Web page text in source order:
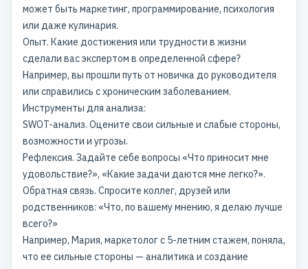
может быть маркетинг, программирование, психология
или даже кулинария.
Опыт. Какие достижения или трудности в жизни
сделали вас экспертом в определенной сфере?
Например, вы прошли путь от новичка до руководителя
или справились с хроническим заболеванием.
Инструменты для анализа:
SWOT-анализ. Оцените свои сильные и слабые стороны,
возможности и угрозы.
Рефлексия. Задайте себе вопросы «Что приносит мне
удовольствие?», «Какие задачи даются мне легко?».
Обратная связь. Спросите коллег, друзей или
родственников: «Что, по вашему мнению, я делаю лучше
всего?»
Например, Мария, маркетолог с 5-летним стажем, поняла,
что ее сильные стороны — аналитика и создание